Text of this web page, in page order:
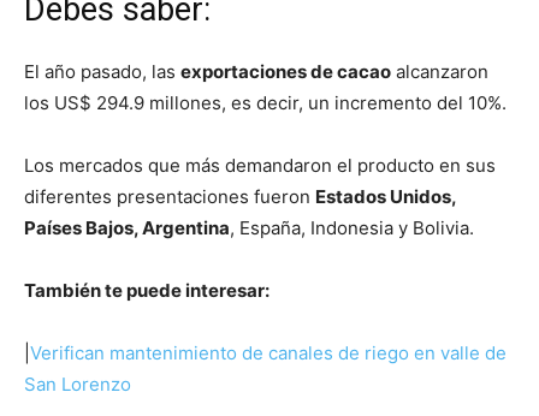
Debes saber:
El año pasado, las exportaciones de cacao alcanzaron
los US$ 294.9 millones, es decir, un incremento del 10%.
Los mercados que más demandaron el producto en sus
diferentes presentaciones fueron Estados Unidos,
Países Bajos, Argentina, España, Indonesia y Bolivia.
También te puede interesar:
Verifican mantenimiento de canales de riego en valle de
San Lorenzo